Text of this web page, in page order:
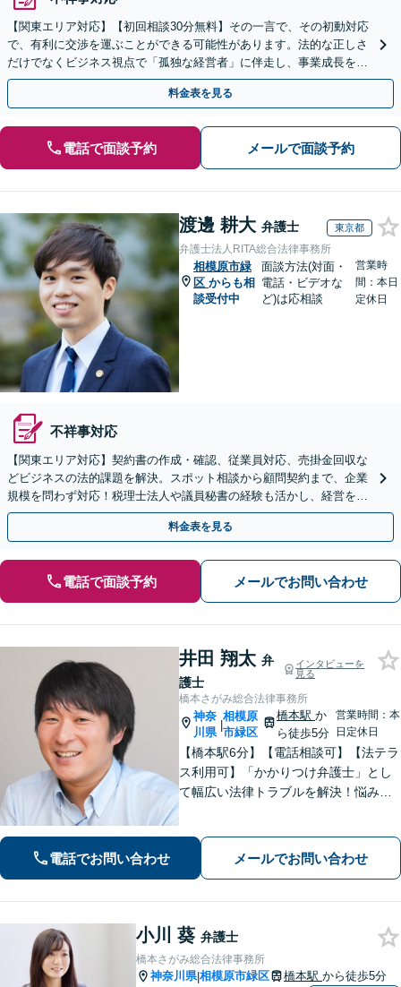
【関東エリア対応】【初回相談30分無料】その一言で、その初動対応
で、有利に交渉を運ぶことができる可能性があります。法的な正しさ
だけでなくビジネス視点で「孤独な経営者」に伴走し、事業成長を支
えます。Web面談・セカンドオピニオン対応可。
料金表を見る
電話で面談予約 メールで面談予約
渡邊 耕大 弁護士 東京都
弁護士法人RITA総合法律事務所
相模原市緑
区 からも相
談受付中
面談方法(対面・
電話・ビデオな
ど)は応相談
営業時
間：本日
定休日
不祥事対応
【関東エリア対応】契約書の作成・確認、従業員対応、売掛金回収な
どビジネスの法的課題を解決。スポット相談から顧問契約まで、企業
規模を問わず対応！税理士法人や議員秘書の経験も活かし、経営を法
務面から支えます【夜間や休日相談可｜オンライン相談可】
料金表を見る
電話で面談予約 メールでお問い合わせ
井田 翔太 弁
護士
インタビューを
見る
橋本さがみ総合法律事務所
神奈
川県
|
相模原
市緑区
橋本駅 か
ら徒歩5分
営業時間：本
日定休日
【橋本駅6分】【電話相談可】【法テラ
ス利用可】「かかりつけ弁護士」とし
て幅広い法律トラブルを解決！悩みに
ークの軽さが強み」男性・女性弁護士
が所属し多角的な視点から解決へ尽力
電話でお問い合わせ メールでお問い合わせ
小川 葵 弁護士
橋本さがみ総合法律事務所
神奈川県|相模原市緑区 橋本駅 から徒歩5分